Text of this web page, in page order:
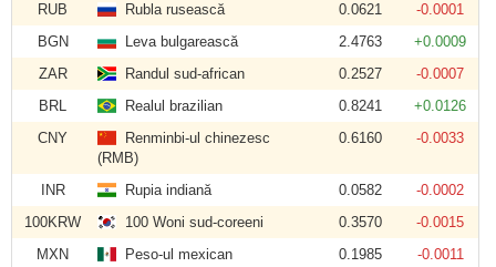
RUB
Rubla rusească 0.0621
-0.0001
BGN
Leva bulgarească 2.4763
+0.0009
ZAR
Randul sud-african 0.2527
-0.0007
BRL
Realul brazilian 0.8241
+0.0126
CNY
Renminbi-ul chinezesc
(RMB)
0.6160 -0.0033
INR Rupia indiană 0.0582
-0.0002
100KRW
100 Woni sud-coreeni 0.3570
-0.0015
MXN
Peso-ul mexican 0.1985
-0.0011